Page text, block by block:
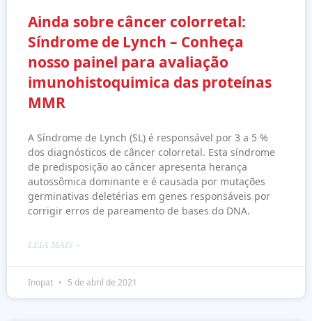
Ainda sobre câncer colorretal:
Síndrome de Lynch – Conheça
nosso painel para avaliação
imunohistoquimica das proteínas
MMR
A Síndrome de Lynch (SL) é responsável por 3 a 5 %
dos diagnósticos de câncer colorretal. Esta síndrome
de predisposição ao câncer apresenta herança
autossômica dominante e é causada por mutações
germinativas deletérias em genes responsáveis por
corrigir erros de pareamento de bases do DNA.
LEIA MAIS »
Inopat 5 de abril de 2021